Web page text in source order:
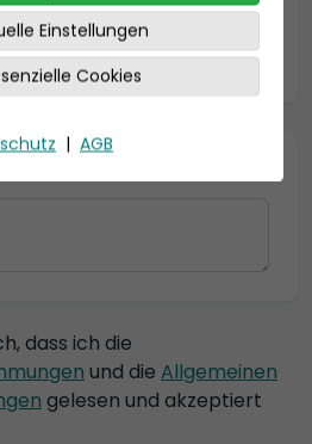
dass ich die
und die Allgemeinen
gelesen und akzeptiert
Einstellungen
Cookies
| AGB